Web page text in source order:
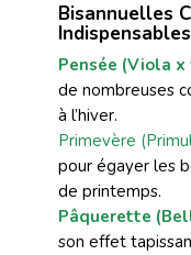
Bisannuelles
Indispensables
Pensée (Viola
de nombreuses
à l’hiver.
Primevère
pour égayer les
de printemps.
Pâquerette
son effet